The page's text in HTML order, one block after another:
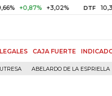
+3,02% DTF 10,34%
CAJA FUERTE
ABELARDO DE LA ESPRIELLA